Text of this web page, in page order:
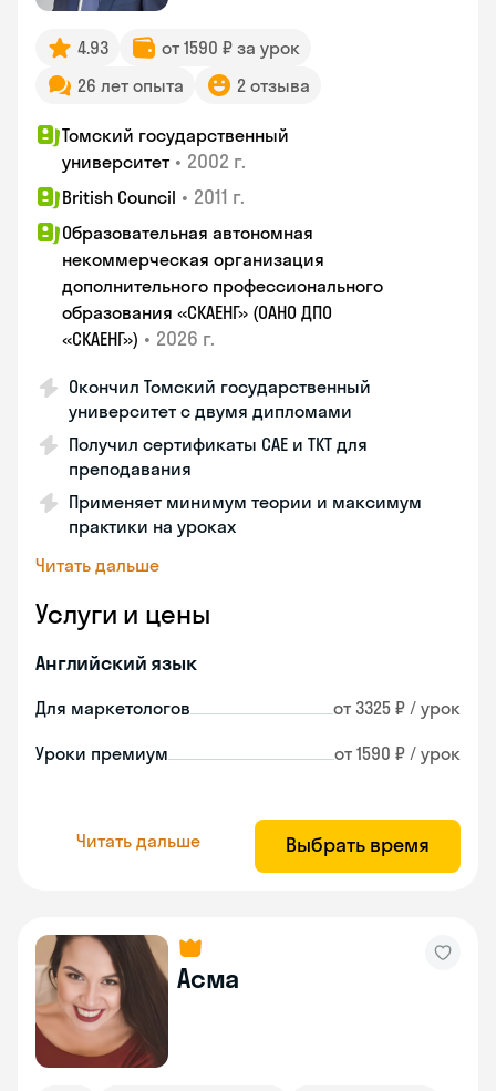
4.93
от 1590 ₽ за урок
26 лет опыта
2 отзыва
Томский государственный
университет • 2002 г.
British Council • 2011 г.
Образовательная автономная
некоммерческая организация
дополнительного профессионального
образования «СКАЕНГ» (ОАНО ДПО
«СКАЕНГ») • 2026 г.
Окончил Томский государственный
университет с двумя дипломами
Получил сертификаты CAE и TKT для
преподавания
Применяет минимум теории и максимум
практики на уроках
Читать дальше
Услуги и цены
Английский язык
Для маркетологов от 3325 ₽ / урок
Уроки премиум от 1590 ₽ / урок
Читать дальше Выбрать время
Асма